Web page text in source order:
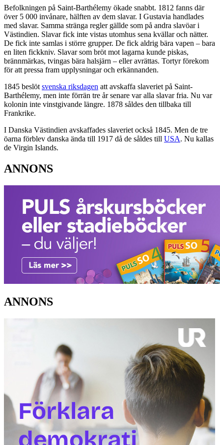
Befolkningen på Saint-Barthélemy ökade snabbt. 1812 fanns där
över 5 000 invånare, hälften av dem slavar. I Gustavia handlades
med slavar. Samma stränga regler gällde som på andra slavöar i
Västindien. Slavar fick inte vistas utomhus sena kvällar och nätter.
De fick inte samlas i större grupper. De fick aldrig bära vapen – bara
en liten fickkniv. Slavar som bröt mot lagarna kunde piskas,
brännmärkas, tvingas bära halsjärn – eller avrättas. Tortyr förekom
för att pressa fram upplysningar och erkännanden.
1845 beslöt svenska riksdagen att avskaffa slaveriet på Saint-
Barthélemy, men inte förrän tre år senare var alla slavar fria. Nu var
kolonin inte vinstgivande längre. 1878 såldes den tillbaka till
Frankrike.
I Danska Västindien avskaffades slaveriet också 1845. Men de tre
öarna förblev danska ända till 1917 då de såldes till USA. Nu kallas
de Virgin Islands.
ANNONS
ANNONS